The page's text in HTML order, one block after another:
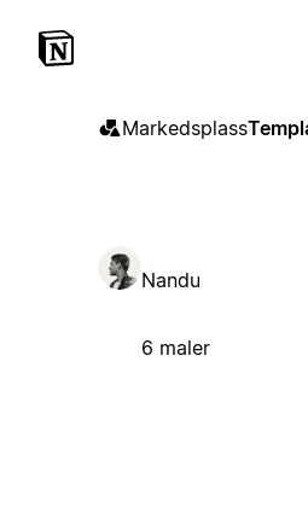
Markedsplass
Nandu
6 maler